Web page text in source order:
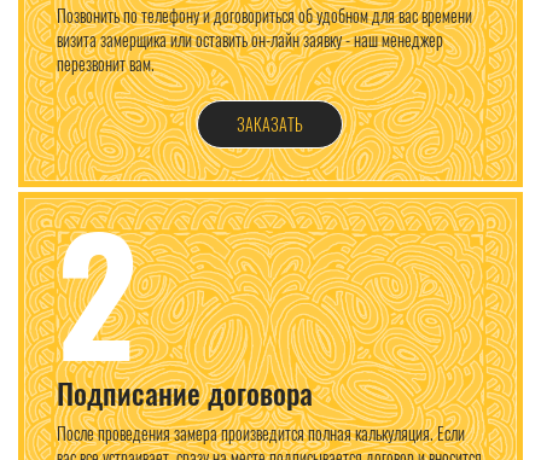
Позвонить по телефону и договориться об удобном для вас времени
визита замерщика или оставить он-лайн заявку - наш менеджер
перезвонит вам.
ЗАКАЗАТЬ
2
Подписание договора
После проведения замера произведится полная калькуляция. Если